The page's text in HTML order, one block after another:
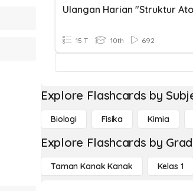
15 T 10th 692
Explore Flashcards by
Biologi Fisika Kimia
Explore Flashcards by
Taman Kanak Kanak Kelas 1